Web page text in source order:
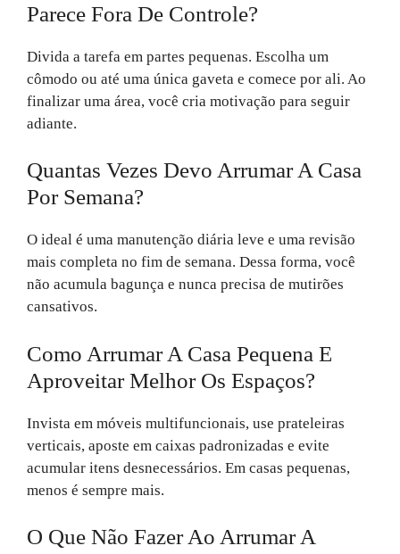
Parece Fora De Controle?
Divida a tarefa em partes pequenas. Escolha um
cômodo ou até uma única gaveta e comece por ali. Ao
finalizar uma área, você cria motivação para seguir
adiante.
Quantas Vezes Devo Arrumar A Casa
Por Semana?
O ideal é uma manutenção diária leve e uma revisão
mais completa no fim de semana. Dessa forma, você
não acumula bagunça e nunca precisa de mutirões
cansativos.
Como Arrumar A Casa Pequena E
Aproveitar Melhor Os Espaços?
Invista em móveis multifuncionais, use prateleiras
verticais, aposte em caixas padronizadas e evite
acumular itens desnecessários. Em casas pequenas,
menos é sempre mais.
O Que Não Fazer Ao Arrumar A